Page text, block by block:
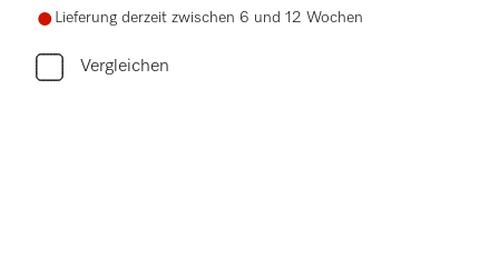
Lieferung derzeit zwischen 6 und 12 Wochen
Vergleichen